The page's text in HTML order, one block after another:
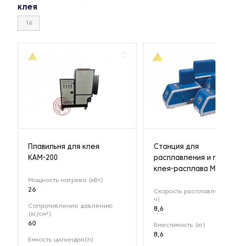
клея
16
Плавильня для клея
КАМ-200
Мощность нагрева (кВт)
26
Сопротивление давлению
(кг/см²)
60
Емкость цилиндра(л)
Cтанция для
расплавления и
клея-расплава
Скорость
ч)
8,6
Вместимость (кг)
8,6